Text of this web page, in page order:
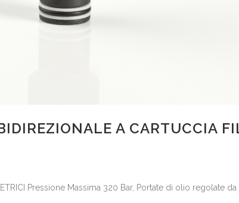
A CARTUCCIA
Pressione Massima 320 Bar, Portate di olio regolate